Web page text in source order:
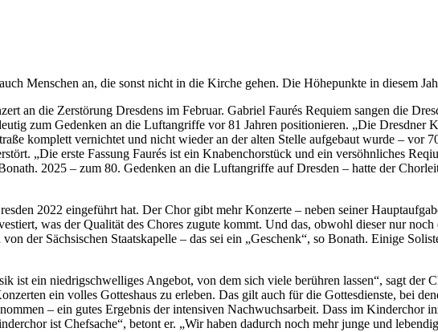
Menschen an, die sonst nicht in die Kirche gehen. Die Höhepunkte in diesem
an die Zerstörung Dresdens im Februar. Gabriel Faurés Requiem sangen die
zum Gedenken an die Luftangriffe vor 81 Jahren positionieren. „Die Dresdner
komplett vernichtet und nicht wieder an der alten Stelle aufgebaut wurde – vor
„Die erste Fassung Faurés ist ein Knabenchorstück und ein versöhnliches
2025 – zum 80. Gedenken an die Luftangriffe auf Dresden – hatte der
2022 eingeführt hat. Der Chor gibt mehr Konzerte – neben seiner
was der Qualität des Chores zugute kommt. Und das, obwohl dieser nur
der Sächsischen Staatskapelle – das sei ein „Geschenk“, so Bonath. Einige
ist ein niedrigschwelliges Angebot, von dem sich viele berühren lassen“, sagt der
ein volles Gotteshaus zu erleben. Das gilt auch für die Gottesdienste, bei
– ein gutes Ergebnis der intensiven Nachwuchsarbeit. Dass im Kinderchor
ist Chefsache“, betont er. „Wir haben dadurch noch mehr junge und